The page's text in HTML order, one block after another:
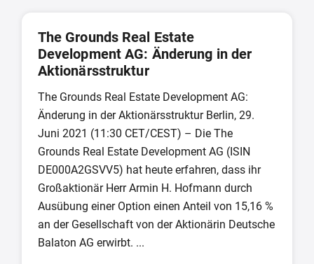
The Grounds Real Estate
Development AG: Änderung in der
Aktionärsstruktur
The Grounds Real Estate Development AG:
Änderung in der Aktionärsstruktur Berlin, 29.
Juni 2021 (11:30 CET/CEST) – Die The
Grounds Real Estate Development AG (ISIN
DE000A2GSVV5) hat heute erfahren, dass ihr
Großaktionär Herr Armin H. Hofmann durch
Ausübung einer Option einen Anteil von 15,16 %
an der Gesellschaft von der Aktionärin Deutsche
Balaton AG erwirbt. ...